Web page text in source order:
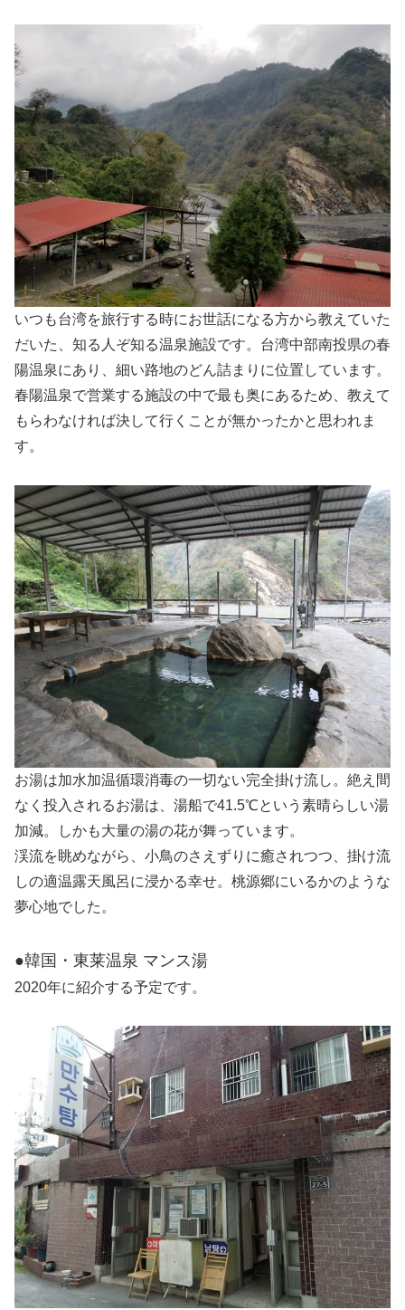
いつも台湾を旅行する時にお世話になる方から教えていた
だいた、知る人ぞ知る温泉施設です。台湾中部南投県の春
陽温泉にあり、細い路地のどん詰まりに位置しています。
春陽温泉で営業する施設の中で最も奥にあるため、教えて
もらわなければ決して行くことが無かったかと思われま
す。
お湯は加水加温循環消毒の一切ない完全掛け流し。絶え間
なく投入されるお湯は、湯船で41.5℃という素晴らしい湯
加減。しかも大量の湯の花が舞っています。
渓流を眺めながら、小鳥のさえずりに癒されつつ、掛け流
しの適温露天風呂に浸かる幸せ。桃源郷にいるかのような
夢心地でした。
●韓国・東莱温泉 マンス湯
2020年に紹介する予定です。